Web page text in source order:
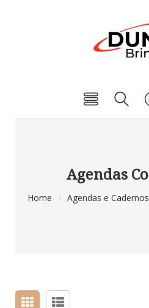
Agendas
Home / Agendas e Cadernos